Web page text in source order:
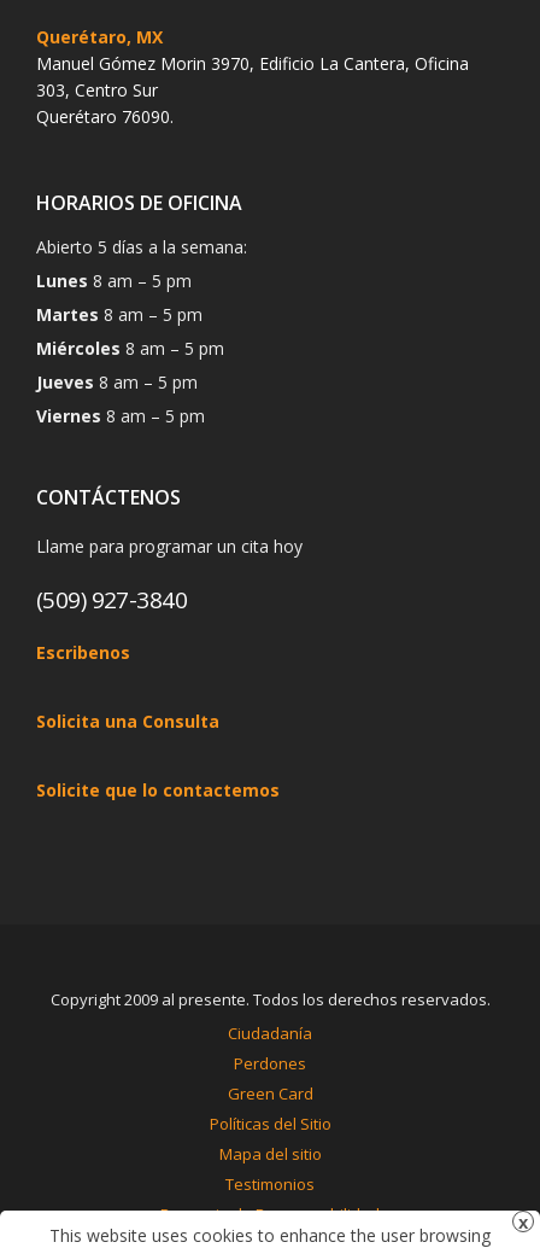
Querétaro, MX
Manuel Gómez Morin 3970, Edificio La Cantera, Oficina
303, Centro Sur
Querétaro 76090.
HORARIOS DE OFICINA
Abierto 5 días a la semana:
Lunes 8 am – 5 pm
Martes 8 am – 5 pm
Miércoles 8 am – 5 pm
Jueves 8 am – 5 pm
Viernes 8 am – 5 pm
CONTÁCTENOS
Llame para programar un cita hoy
(509) 927-3840
Escribenos
Solicita una Consulta
Solicite que lo contactemos
Copyright 2009 al presente. Todos los derechos reservados.
Ciudadanía
Perdones
Green Card
Políticas del Sitio
Mapa del sitio
Testimonios
Renuncia de Responsabilidad
This website uses cookies to enhance the user browsing